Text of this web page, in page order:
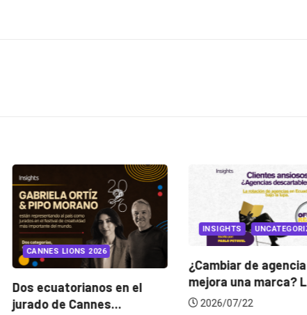
CANNES LIONS 2026
Dos ecuatorianos en el
jurado de Cannes...
INSIGHTS
¿Cambiar de agencia
mejora una marca?
2026/07/22